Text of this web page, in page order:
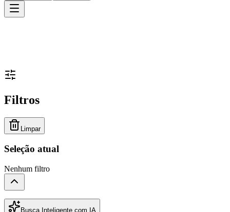
Filtros
Limpar
Seleção atual
Nenhum filtro
Busca Inteligente com IA